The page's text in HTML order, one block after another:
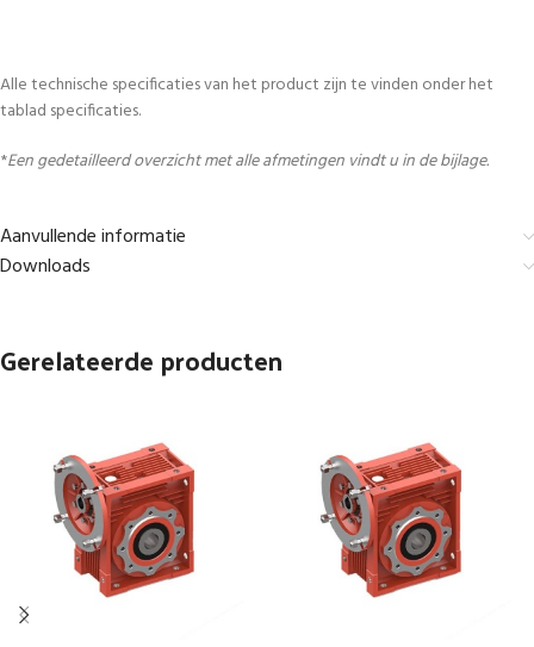
Alle technische specificaties van het product zijn te vinden onder het
tablad specificaties.
*Een gedetailleerd overzicht met alle afmetingen vindt u in de bijlage.
Aanvullende informatie
Downloads
Gerelateerde producten